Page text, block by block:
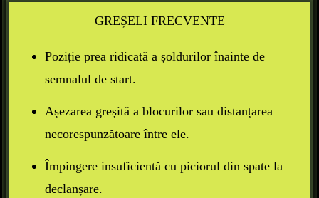
mâini, corpul se propulsează înainte. Primii
pași sunt rapizi și de mică amplitudine , corpul
eficient în alergare.
GREȘELI FRECVENTE
Poziție prea ridicată a șoldurilor înainte de
semnalul de start.
Așezarea greșită a blocurilor sau distanțarea
necorespunzătoare între ele.
Împingere insuficientă cu piciorul din spate la
declanșare.